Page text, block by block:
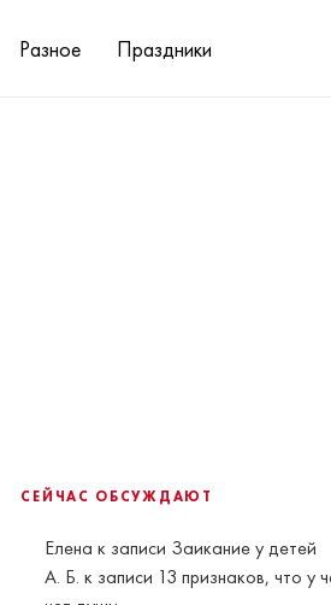
Разное Праздники
СЕЙЧАС ОБСУЖДАЮТ
Елена к записи Заикание у детей
А. Б. к записи 13 признаков, что у